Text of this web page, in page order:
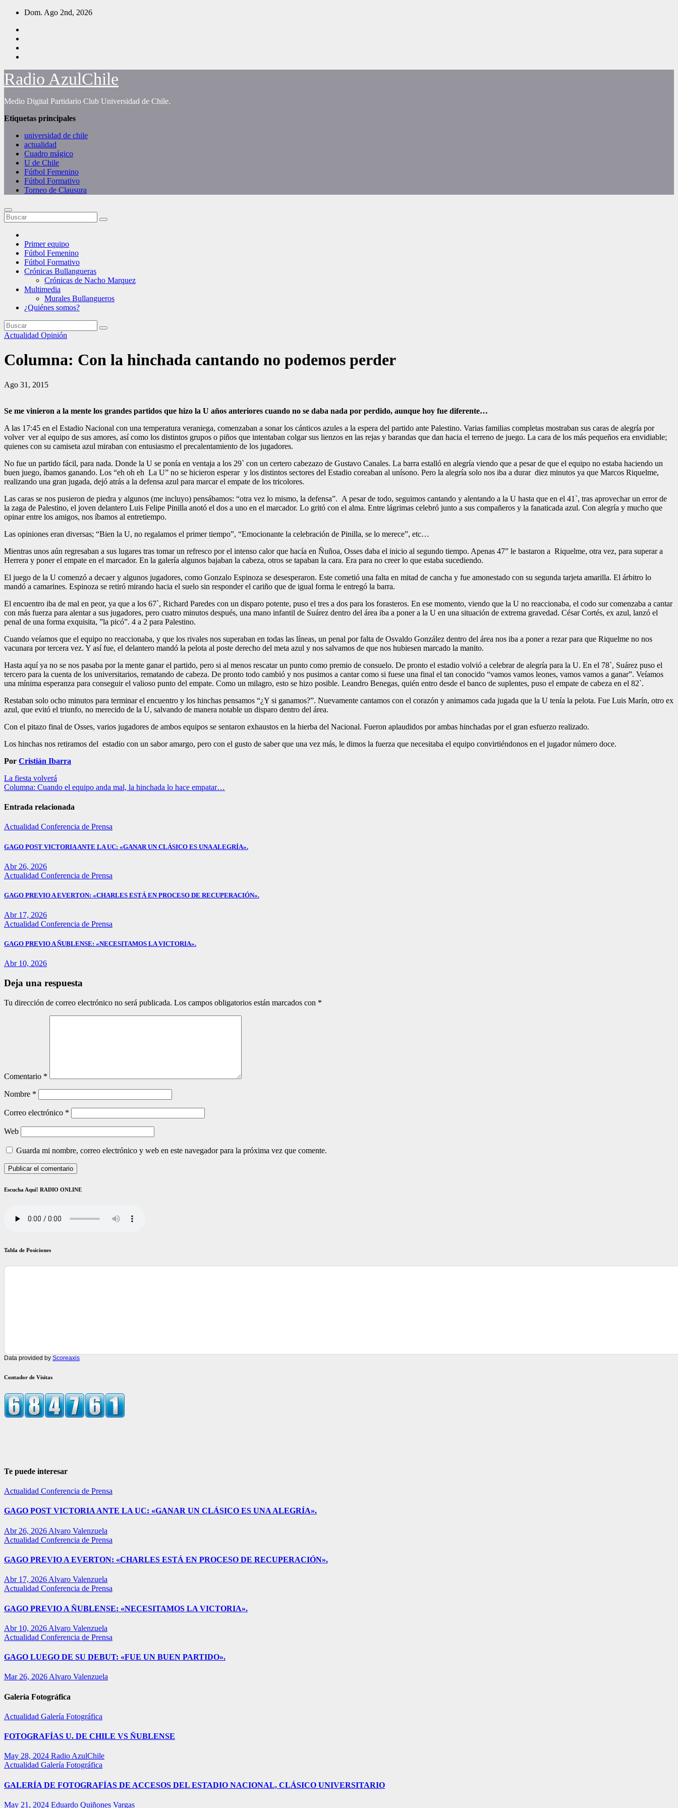
Saltar
contenido
Dom. Ago 2nd, 2026
Radio AzulChile
Medio Digital Partidario Club Universidad de Chile.
Etiquetas principales
universidad de chile
actualidad
Cuadro mágico
U de Chile
Fútbol Femenino
Fútbol Formativo
Torneo de Clausura
Primer equipo
Fútbol Femenino
Fútbol Formativo
Crónicas Bullangueras
Crónicas de Nacho Marquez
Multimedia
Murales Bullangueros
¿Quiénes somos?
Actualidad Opinión
Columna: Con la hinchada cantando no podemos perder
Ago 31, 2015
Se me vinieron a la mente los grandes partidos que hizo la U años anteriores cuando no se daba nada por perdido, aunque hoy fue diferente…
A las 17:45 en el Estadio Nacional con una temperatura veraniega, comenzaban a sonar los cánticos azules a la espera del partido ante Palestino. Varias familias completas mostraban sus caras de alegría por
volver ver al equipo de sus amores, así como los distintos grupos o piños que intentaban colgar sus lienzos en las rejas y barandas que dan hacia el terreno de juego. La cara de los más pequeños era envidiable;
quienes con su camiseta azul miraban con entusiasmo el precalentamiento de los jugadores.
No fue un partido fácil, para nada. Donde la U se ponía en ventaja a los 29` con un certero cabezazo de Gustavo Canales. La barra estalló en alegría viendo que a pesar de que el equipo no estaba haciendo un
buen juego, íbamos ganando. Los “eh oh eh La U” no se hicieron esperar y los distintos sectores del Estadio coreaban al unísono. Pero la alegría solo nos iba a durar diez minutos ya que Marcos Riquelme,
realizando una gran jugada, dejó atrás a la defensa azul para marcar el empate de los tricolores.
Las caras se nos pusieron de piedra y algunos (me incluyo) pensábamos: “otra vez lo mismo, la defensa”. A pesar de todo, seguimos cantando y alentando a la U hasta que en el 41`, tras aprovechar un error de
la zaga de Palestino, el joven delantero Luis Felipe Pinilla anotó el dos a uno en el marcador. Lo gritó con el alma. Entre lágrimas celebró junto a sus compañeros y la fanaticada azul. Con alegría y mucho que
opinar entre los amigos, nos íbamos al entretiempo.
Las opiniones eran diversas; “Bien la U, no regalamos el primer tiempo”, “Emocionante la celebración de Pinilla, se lo merece”, etc…
Mientras unos aún regresaban a sus lugares tras tomar un refresco por el intenso calor que hacía en Ñuñoa, Osses daba el inicio al segundo tiempo. Apenas 47” le bastaron a Riquelme, otra vez, para superar a
Herrera y poner el empate en el marcador. En la galería algunos bajaban la cabeza, otros se tapaban la cara. Era para no creer lo que estaba sucediendo.
El juego de la U comenzó a decaer y algunos jugadores, como Gonzalo Espinoza se desesperaron. Este cometió una falta en mitad de cancha y fue amonestado con su segunda tarjeta amarilla. El árbitro lo
mandó a camarines. Espinoza se retiró mirando hacia el suelo sin responder el cariño que de igual forma le entregó la barra.
El encuentro iba de mal en peor, ya que a los 67`, Richard Paredes con un disparo potente, puso el tres a dos para los forasteros. En ese momento, viendo que la U no reaccionaba, el codo sur comenzaba a cantar
con más fuerza para alentar a sus jugadores, pero cuatro minutos después, una mano infantil de Suárez dentro del área iba a poner a la U en una situación de extrema gravedad. César Cortés, ex azul, lanzó el
penal de una forma exquisita, ”la picó”. 4 a 2 para Palestino.
Cuando veíamos que el equipo no reaccionaba, y que los rivales nos superaban en todas las líneas, un penal por falta de Osvaldo González dentro del área nos iba a poner a rezar para que Riquelme no nos
vacunara por tercera vez. Y así fue, el delantero mandó la pelota al poste derecho del meta azul y nos salvamos de que nos hubiesen marcado la manito.
Hasta aquí ya no se nos pasaba por la mente ganar el partido, pero si al menos rescatar un punto como premio de consuelo. De pronto el estadio volvió a celebrar de alegría para la U. En el 78`, Suárez puso el
tercero para la cuenta de los universitarios, rematando de cabeza. De pronto todo cambió y nos pusimos a cantar como si fuese una final el tan conocido “vamos vamos leones, vamos vamos a ganar”. Veíamos
una mínima esperanza para conseguir el valioso punto del empate. Como un milagro, esto se hizo posible. Leandro Benegas, quién entro desde el banco de suplentes, puso el empate de cabeza en el 82`.
Restaban solo ocho minutos para terminar el encuentro y los hinchas pensamos “¿Y si ganamos?”. Nuevamente cantamos con el corazón y animamos cada jugada que la U tenía la pelota. Fue Luis Marín, otro ex
azul, que evitó el triunfo, no merecido de la U, salvando de manera notable un disparo dentro del área.
Con el pitazo final de Osses, varios jugadores de ambos equipos se sentaron exhaustos en la hierba del Nacional. Fueron aplaudidos por ambas hinchadas por el gran esfuerzo realizado.
Los hinchas nos retiramos del estadio con un sabor amargo, pero con el gusto de saber que una vez más, le dimos la fuerza que necesitaba el equipo convirtiéndonos en el jugador número doce.
Por Cristián Ibarra
Navegación
de
entradas
La fiesta volverá
Columna: Cuando el equipo anda mal, la hinchada lo hace empatar…
Entrada relacionada
Actualidad Conferencia de Prensa
GAGO POST VICTORIA ANTE LA UC: «GANAR UN CLÁSICO ES UNA ALEGRÍA».
Abr 26, 2026
Actualidad Conferencia de Prensa
GAGO PREVIO A EVERTON: «CHARLES ESTÁ EN PROCESO DE RECUPERACIÓN».
Abr 17, 2026
Actualidad Conferencia de Prensa
GAGO PREVIO A ÑUBLENSE: «NECESITAMOS LA VICTORIA».
Abr 10, 2026
Deja una respuesta
Tu dirección de correo electrónico no será publicada. Los campos obligatorios están marcados con *
Comentario *
Nombre *
Correo electrónico *
Web
Guarda mi nombre, correo electrónico y web en este navegador para la próxima vez que comente.
Escucha Aquí! RADIO ONLINE
Tabla de Posiciones
Data provided by Scoreaxis
Contador de Visitas
Te puede interesar
Actualidad Conferencia de Prensa
GAGO POST VICTORIA ANTE LA UC: «GANAR UN CLÁSICO ES UNA ALEGRÍA».
Abr 26, 2026 Alvaro Valenzuela
Actualidad Conferencia de Prensa
GAGO PREVIO A EVERTON: «CHARLES ESTÁ EN PROCESO DE RECUPERACIÓN».
Abr 17, 2026 Alvaro Valenzuela
Actualidad Conferencia de Prensa
GAGO PREVIO A ÑUBLENSE: «NECESITAMOS LA VICTORIA».
Abr 10, 2026 Alvaro Valenzuela
Actualidad Conferencia de Prensa
GAGO LUEGO DE SU DEBUT: «FUE UN BUEN PARTIDO».
Mar 26, 2026 Alvaro Valenzuela
Galería Fotográfica
Actualidad Galería Fotográfica
FOTOGRAFÍAS U. DE CHILE VS ÑUBLENSE
May 28, 2024 Radio AzulChile
Actualidad Galería Fotográfica
GALERÍA DE FOTOGRAFÍAS DE ACCESOS DEL ESTADIO NACIONAL, CLÁSICO UNIVERSITARIO
May 21, 2024 Eduardo Quiñones Vargas